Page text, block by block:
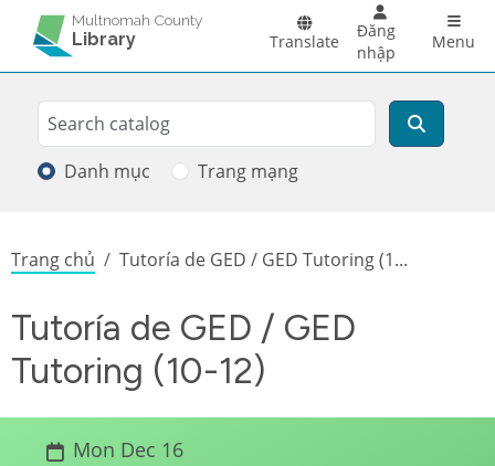
Skip to main content
Multnomah County
Library Translate
Đăng
nhập
Menu
Search
Tìm kiếm
Danh mục Trang mạng
Breadcrumb
Trang chủ Tutoría de GED / GED Tutoring (1...
Tutoría de GED / GED
Tutoring (10-12)
Mon Dec 16